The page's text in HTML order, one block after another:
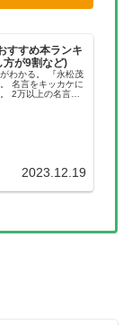
すすめ本ランキ
方が9割など)
わかる。 『永松茂
名言をキッカケに
2万以上の名言を
2023.12.19